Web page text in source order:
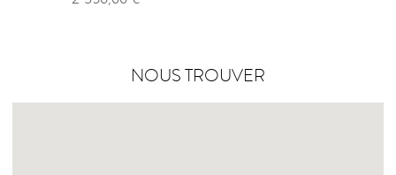
NOUS TROUVER